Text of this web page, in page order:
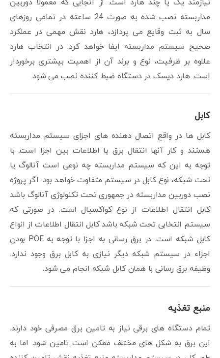
نیازمند یک یا چند هارد است. از آنجایی که معمولا دوربین
مداربسته نصب شده به صورت 24 ساعته در تمامی روزهای
سال به ثبت وقایع می پردازد، هارد نقش مهمی در عملکرد
صحیح سیستم مداربسته ایفا خواهد کرد. در انتخاب هارد
علاوه بر ظرفیت، نوع و برند آن از اهمیت بیشتری برخوردار
است. هارد دیسک در دستگاه ضبط کننده نصب می شود.
کابل
کابل ها در واقع اتصال دهنده های اجزای سیستم مداربسته
هستند و کار آنها انتقال برق یا اطلاعات بین اجزا است. با
توجه به این که سیستم مداربسته چه نوعی است آنالوگ یا
تحت شبکه، نوع کابل در سیستم متفاوت خواهد بود. اگر پروژه
نصب دوربین مداربسته در جمهوری تحت تکنولوژی آنالوگ باشد
کابل انتقال اطلاعات از نوع کواکسیال است. در صورتی که
سیستم انتخابی تحت شبکه باشد کابل انتقال اطلاعات از انواع
کابل شبکه است. در برق رسانی به اجزا با توجه به POE بودن
اجزاء در سیستم شبکه دیگر نیازی به کابل برق وجود ندارد.
وظیفه برق رسانی با همان کابل شبکه انجام می شود.
منبع تغذیه
تمام دستگاه های برقی نیاز به تامین برق مصرفی خود دارند.
این برق به شکل های مختلف ممکن است تامین شود. اما به